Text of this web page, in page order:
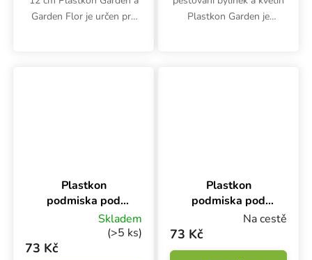
Garden Flor je určen pro
Plastkon Garden je
Plastkon
podmiska pod
truhlík Garden
80x17x4.5 cm
Skladem
(>5 ks)
73 Kč
Plastkon
podmiska pod
truhlík Garden
80x17x4.5 cm
Na cestě
73 Kč